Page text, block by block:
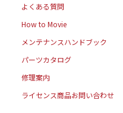
よくある質問
How to Movie
メンテナンスハンドブック
パーツカタログ
修理案内
ライセンス商品お問い合わせ